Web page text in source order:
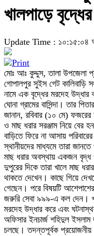
খালপাড়ে
Update Time : ১০:১৫:০৪
মোঃ আঃ কুদ্দুস, তালা উপজেলা
গোপালপুর সুইস গেট
নামে এক বৃদ্ধের মরদেহ উদ্ধার
ঘোনা গ্রামের বাসিন্দা। তার
জানান, রবিবার (১০ মে)
ও মাছ ধরার সরঞ্জাম নিয়ে বের
বাড়িতে ফিরে না আসায়
স্থানীয়দের মাধ্যমে তারা
মাছ ধরার অবস্থায় একজন বৃদ্ধ
দুপুরের দিকে তারা খালে মাছ
থাকতে দেখেন। কাছে গিয়ে
গেছেন। পরে বিষয়টি
জরুরি সেবা ৯৯৯-এ কল দেন।
মরদেহ উদ্ধার করে এবং
অফিসার ইনচার্জ শহিদুল ইসলাম
চলছে। তদন্তপূর্বক